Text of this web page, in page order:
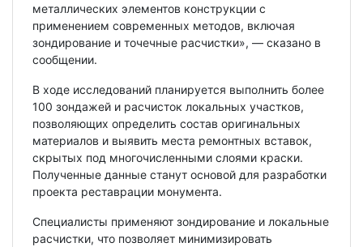
металлических элементов конструкции с
применением современных методов, включая
зондирование и точечные расчистки», — сказано в
сообщении.
В ходе исследований планируется выполнить более
100 зондажей и расчисток локальных участков,
позволяющих определить состав оригинальных
материалов и выявить места ремонтных вставок,
скрытых под многочисленными слоями краски.
Полученные данные станут основой для разработки
проекта реставрации монумента.
Специалисты применяют зондирование и локальные
расчистки, что позволяет минимизировать